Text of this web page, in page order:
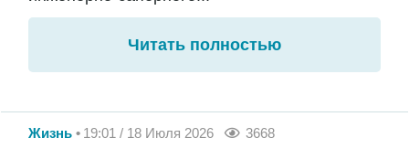
Читать полностью
Жизнь 19:01 / 18 Июля 2026 3668